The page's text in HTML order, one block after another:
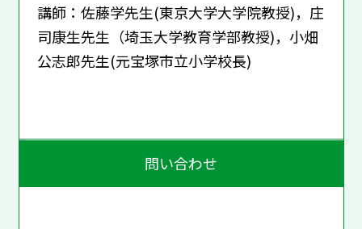
講師：佐藤学先生(東京大学大学院教授)，庄
司康生先生（埼玉大学教育学部教授)，小畑
公志郎先生(元宝塚市立小学校長)
問い合わせ